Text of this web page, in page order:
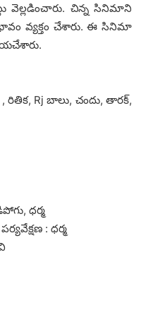
వెల్లడించారు. చిన్న సినిమాని
వ్యక్తం చేశారు. ఈ సినిమా
రితిక, Rj బాలు, చందు, తారక్,
ధర్మ
: ధర్మ